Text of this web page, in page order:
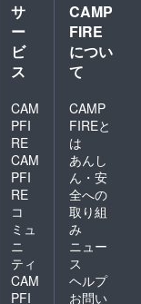
サ
ー
ビ
ス
CAM
PFI
RE
CAM
PFI
RE
コ
ミュ
ニ
ティ
CAM
PFI
CAMP
FIRE
につい
て
CAMP
FIREと
は
あんし
ん・安
全への
取り組
み
ニュー
ス
ヘルプ
お問い